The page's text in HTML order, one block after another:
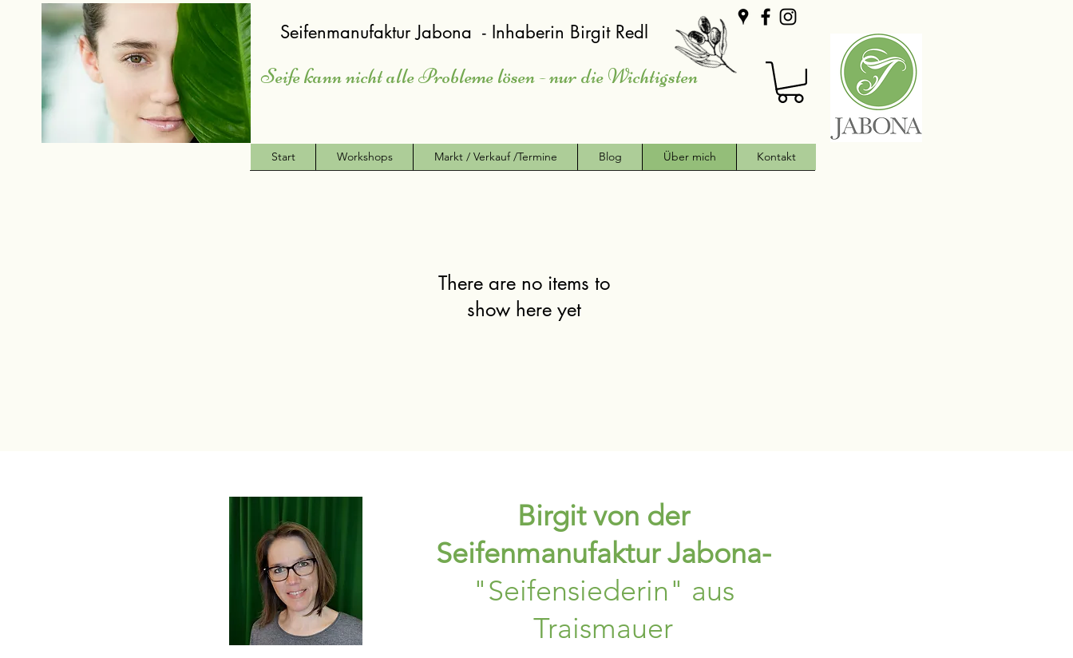
Seifenmanufaktur Jabona - Inhaberin Birgit Redl
Seife kann nicht alle Probleme lösen - nur die Wichtigsten
Start Workshops Markt / Verkauf /Termine Blog Über mich Kontakt
There are no items to
show here yet
Birgit von der
Seifenmanufaktur Jabona-
"Seifensiederin" aus
Traismauer